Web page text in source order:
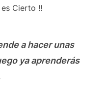
Cierto !!
a hacer unas
ya aprenderás